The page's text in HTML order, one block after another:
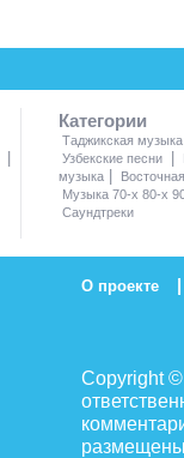
|
Категории
Таджикская музыка
Узбекские песни
|
музыка |
Музыка 70-х 80-х
Саундтреки
О проекте |
Copyright
размещены